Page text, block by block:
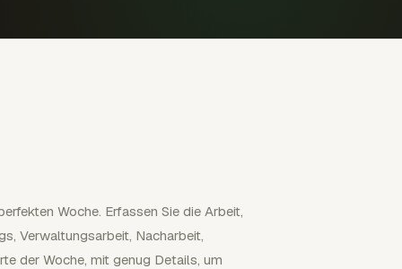
Woche. Erfassen Sie die Arbeit,
Verwaltungsarbeit, Nacharbeit,
der Woche, mit genug Details, um